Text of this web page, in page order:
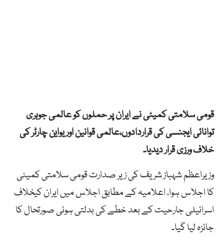
قومی سلامتی کمیٹی نے ایران پر حملوں کو عالمی جوہری
توانائی ایجنسی کی قراردادوں،عالمی قوانین اوریواین چارٹر کی
خلاف ورزی قرار دیدیا۔
وزیراعظم شہباز شریف کی زیر صدارت قومی سلامتی کمیٹی
کا اجلاس ہوا، اعلامیہ کے مطابق اجلاس میں ایران کیخلاف
اسرائیلی جارحیت کے بعد خطے کی بدلتی ہوئی صورتحال کا
جائزہ لیا گیا۔